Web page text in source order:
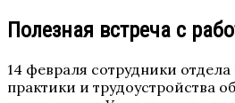
Полезная встреча с
14 февраля сотрудники
практики и трудоустройства